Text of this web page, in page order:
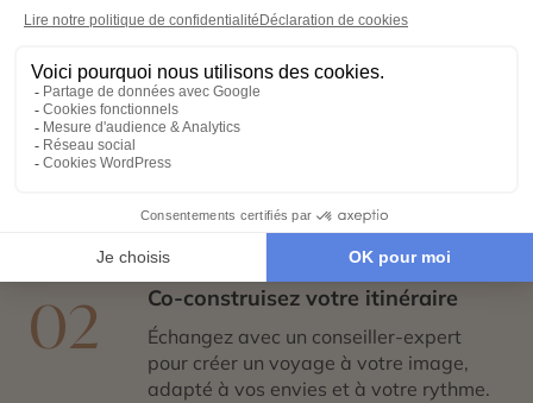
étapes
01 Exprimez vos envies
Remplissez notre formulaire en ligne et
voyage : inspirations, budget, période
02 Co-construisez votre itinéraire
Échangez avec un conseiller-expert
pour créer un voyage à votre image,
adapté à vos envies et à votre rythme.